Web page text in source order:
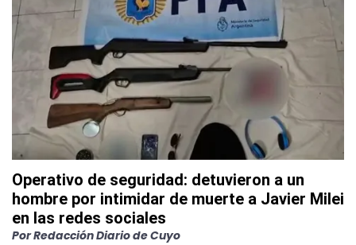
Operativo de seguridad: detuvieron a un
hombre por intimidar de muerte a Javier Milei
en las redes sociales
PorRedacción Diario de Cuyo